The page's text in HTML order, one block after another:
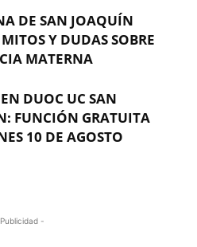
DE SAN JOAQUÍN
Y DUDAS SOBRE
MATERNA
DUOC UC SAN
FUNCIÓN GRATUITA
10 DE AGOSTO
-